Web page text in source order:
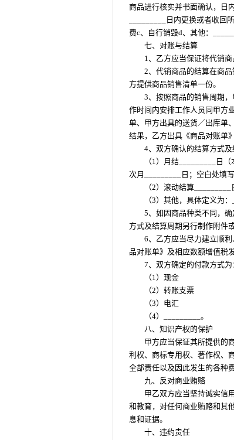
商品进行核实并书面确认，日
_________日内更换或者收
费c、自行销毁d、其他：
七、对账与结算
1、乙方应当保证将代销
2、代销商品的结算在商
方提供商品销售清单一份。
3、按照商品的销售周期
作时间内安排工作人员同甲方
单、甲方出具的送货／出库单
结果，乙方出具《商品对账单
4、双方确认的结算方式及
（1）月结_________日
次月_________日；空白处填
（2）滚动结算
（3）其他，具体定义为：
5、如因商品种类不同，
方式及结算周期另行制作附件
6、乙方应当尽力建立顺
品对账单》及相应数额增值税
7、双方确定的付款方式为
（1）现金
（2）转账支票
（3）电汇
（4）_________。
八、知识产权的保护
甲方应当保证其所提供的
利权、商标专用权、著作权、
全部责任以及因此发生的各种费
九、反对商业贿赂
甲乙双方应当坚持诚实信
和教育，对任何商业贿赂和其
息和证据。
十、违约责任